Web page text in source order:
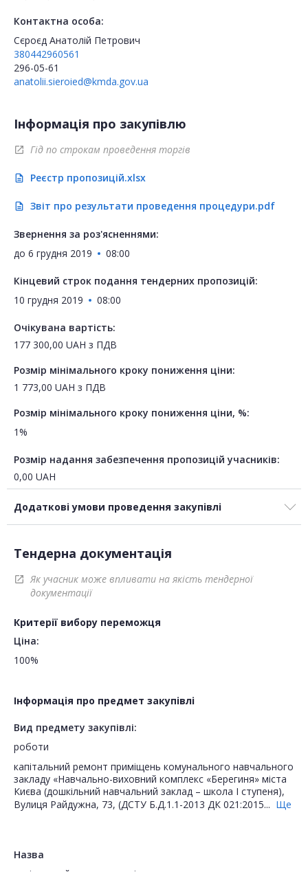
Контактна особа:
Сєроєд Анатолій Петрович
380442960561
296-05-61
anatolii.sieroied@kmda.gov.ua
Інформація про закупівлю
open_in_new Гід по строкам проведення торгів
description Реєстр пропозицій.xlsx
description Звіт про результати проведення процедури.pdf
Звернення за роз'ясненнями:
до 6 грудня 2019 08:00
Кінцевий строк подання тендерних пропозицій:
10 грудня 2019
08:00
Очікувана вартість:
177 300,00 UAH з ПДВ
Розмір мінімального кроку пониження ціни:
1 773,00 UAH з ПДВ
Розмір мінімального кроку пониження ціни, %:
1%
Розмір надання забезпечення пропозицій учасників:
0,00 UAH
Додаткові умови проведення закупівлі
Тендерна документація
open_in_new
Як учасник може впливати на якість тендерної
документації
Критерії вибору переможця
Ціна:
100%
Інформація про предмет закупівлі
Вид предмету закупівлі:
роботи
капітальний ремонт приміщень комунального навчального
закладу «Навчально-виховний комплекс «Берегиня» міста
Києва (дошкільний навчальний заклад – школа І ступеня),
Вулиця Райдужна, 73, (ДСТУ Б.Д.1.1-2013 ДК 021:2015... Ще
Назва